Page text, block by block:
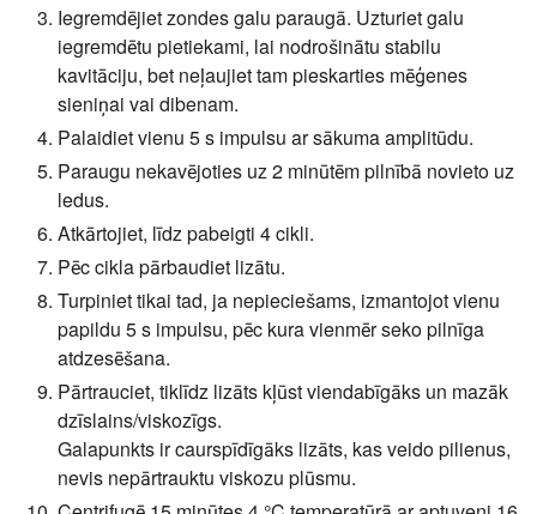
Iegremdējiet zondes galu paraugā. Uzturiet galu
iegremdētu pietiekami, lai nodrošinātu stabilu
kavitāciju, bet neļaujiet tam pieskarties mēģenes
sieniņai vai dibenam.
Palaidiet vienu 5 s impulsu ar sākuma amplitūdu.
Paraugu nekavējoties uz 2 minūtēm pilnībā novieto uz
ledus.
Atkārtojiet, līdz pabeigti 4 cikli.
Pēc cikla pārbaudiet lizātu.
Turpiniet tikai tad, ja nepieciešams, izmantojot vienu
papildu 5 s impulsu, pēc kura vienmēr seko pilnīga
atdzesēšana.
Pārtrauciet, tiklīdz lizāts kļūst viendabīgāks un mazāk
dzīslains/viskozīgs.
Galapunkts ir caurspīdīgāks lizāts, kas veido pilienus,
nevis nepārtrauktu viskozu plūsmu.